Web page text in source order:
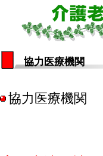
協力医療機関
協力医療機関